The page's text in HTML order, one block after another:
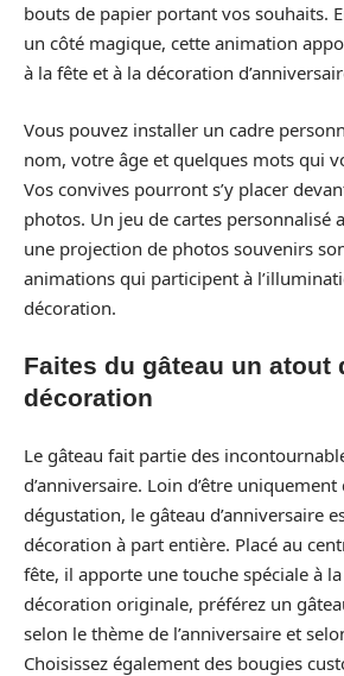
bouts de papier portant vos souhaits.
un côté magique, cette animation
à la fête et à la décoration
Vous pouvez installer un cadre
nom, votre âge et quelques mots qui
Vos convives pourront s’y placer
photos. Un jeu de cartes personnalisé
une projection de photos souvenirs
animations qui participent à
décoration.
Faites du gâteau un atout
décoration
Le gâteau fait partie des
d’anniversaire. Loin d’être uniquement
dégustation, le gâteau d’anniversaire
décoration à part entière. Placé au
fête, il apporte une touche spéciale à
décoration originale, préférez un
selon le thème de l’anniversaire et
Choisissez également des bougies